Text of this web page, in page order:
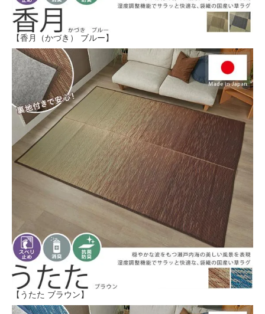
【香月（かづき） ブルー】
【うたた ブラウン】